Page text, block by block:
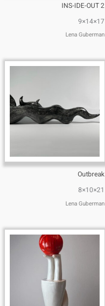
INS-IDE-OUT 2
17×14×9
Lena Guberman
Outbreak
21×10×8
Lena Guberman